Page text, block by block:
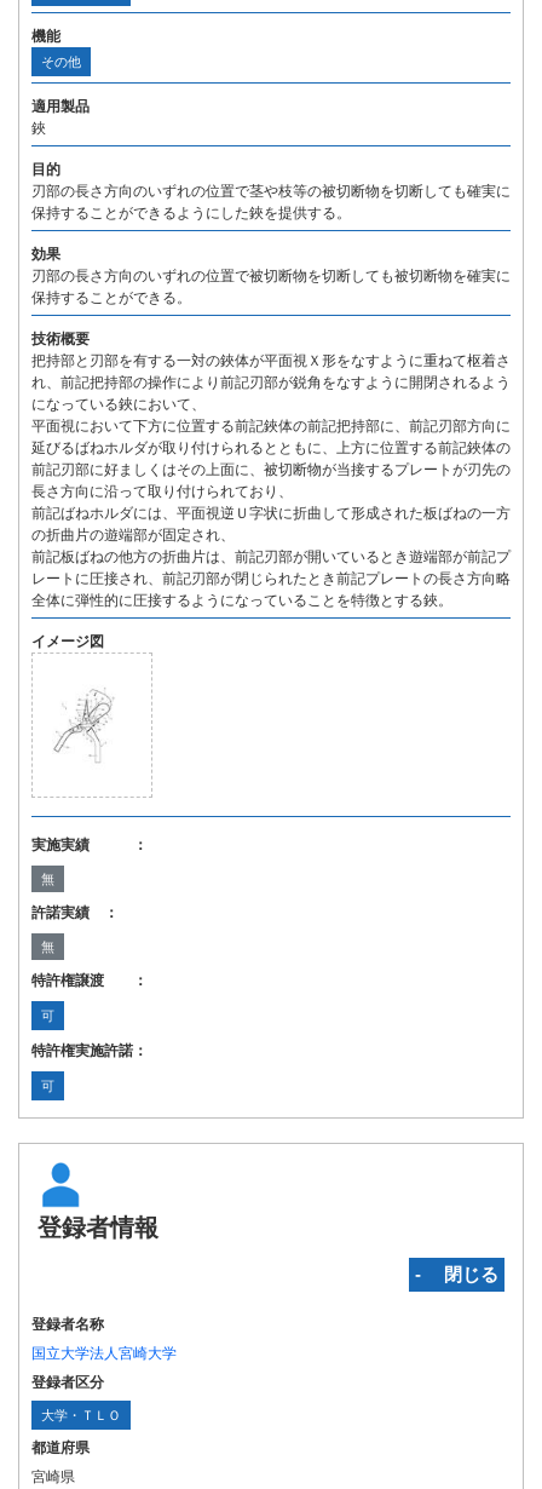
機能
その他
適用製品
鋏
目的
刃部の長さ方向のいずれの位置で茎や枝等の被切断物を切断しても確実に
保持することができるようにした鋏を提供する。
効果
刃部の長さ方向のいずれの位置で被切断物を切断しても被切断物を確実に
保持することができる。
技術概要
把持部と刃部を有する一対の鋏体が平面視Ｘ形をなすように重ねて枢着さ
れ、前記把持部の操作により前記刃部が鋭角をなすように開閉されるよう
になっている鋏において、
平面視において下方に位置する前記鋏体の前記把持部に、前記刃部方向に
延びるばねホルダが取り付けられるとともに、上方に位置する前記鋏体の
前記刃部に好ましくはその上面に、被切断物が当接するプレートが刃先の
長さ方向に沿って取り付けられており、
前記ばねホルダには、平面視逆Ｕ字状に折曲して形成された板ばねの一方
の折曲片の遊端部が固定され、
前記板ばねの他方の折曲片は、前記刃部が開いているとき遊端部が前記プ
レートに圧接され、前記刃部が閉じられたとき前記プレートの長さ方向略
全体に弾性的に圧接するようになっていることを特徴とする鋏。
イメージ図
実施実績 ：
無
許諾実績 ：
無
特許権譲渡 ：
可
特許権実施許諾：
可
登録者情報
‐ 閉じる
登録者名称
国立大学法人宮崎大学
登録者区分
大学・ＴＬＯ
都道府県
宮崎県